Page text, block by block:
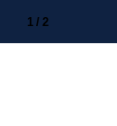
1 / 2